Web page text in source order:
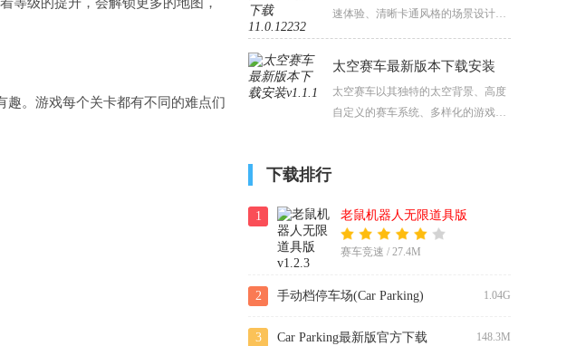
趣。游戏每个关卡都有不同的难点们
速体验、清晰卡通风格的场景设计以
过精准的操控来驾驶赛车，利用虚拟
键盘或手柄实现加速、刹车、漂移等
动作，与来自世界各地的玩家展开激
太空赛车最新版本下载安装
太空赛车以其独特的太空背景、高度
自定义的赛车系统、多样化的游戏模
游戏中找到属于自己的乐趣。
下载排行
1 老鼠机器人无限道具版
赛车竞速 / 27.4M
2 手动档停车场(Car Parking)
最新破解版下载
1.04G
3 Car Parking最新版官方下载 148.3M